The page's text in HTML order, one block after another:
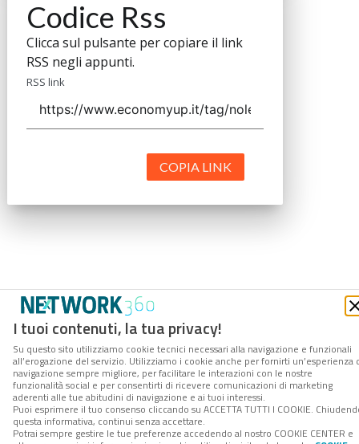
I tuoi contenuti, la tua privacy!
Su questo sito utilizziamo cookie tecnici necessari alla navigazione e funzionali
all’erogazione del servizio. Utilizziamo i cookie anche per fornirti un’esperienza
navigazione sempre migliore, per facilitare le interazioni con le nostre
funzionalità social e per consentirti di ricevere comunicazioni di marketing
aderenti alle tue abitudini di navigazione e ai tuoi interessi.
Puoi esprimere il tuo consenso cliccando su ACCETTA TUTTI I COOKIE.
questa informativa, continui senza accettare.
Potrai sempre gestire le tue preferenze accedendo al nostro COOKIE CENTER e
Codice Rss
Clicca sul pulsante per copiare il link
RSS negli appunti.
RSS link
COPIA LINK